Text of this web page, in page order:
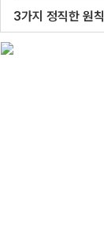
3가지 정직한 원칙